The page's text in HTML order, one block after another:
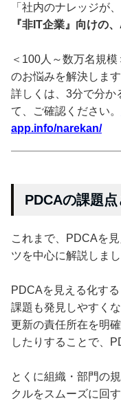
「社内のナレッジが
『非IT企業』向けの
＜100人～数万名規
のお悩みを解決します
詳しくは、3分で分か
て、ご確認ください。
app.info/narekan/
PDCAの課題
これまで、PDCAを
ツを中心に解説しまし
PDCAを見える化す
課題も発見しやすく
更新の責任所在を明
したりすることで、
とくに組織・部門の
クルをスムーズに回